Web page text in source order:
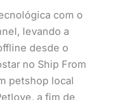
com o
levando a
desde o
no Ship From
petshop local
a fim de